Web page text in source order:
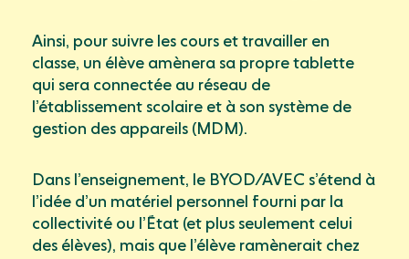
Ainsi, pour suivre les cours et travailler en
classe, un élève amènera sa propre tablette
qui sera connectée au réseau de
l’établissement scolaire et à son système de
gestion des appareils (MDM).
Dans l’enseignement, le BYOD/AVEC s’étend à
l’idée d’un matériel personnel fourni par la
collectivité ou l’État (et plus seulement celui
des élèves), mais que l’élève ramènerait chez